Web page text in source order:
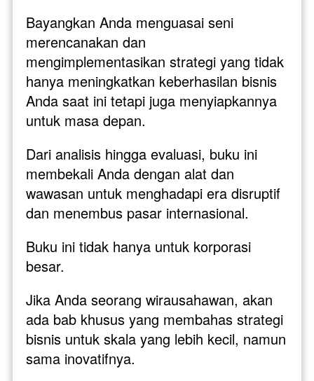
Bayangkan Anda menguasai seni
merencanakan dan
mengimplementasikan strategi yang tidak
hanya meningkatkan keberhasilan bisnis
Anda saat ini tetapi juga menyiapkannya
untuk masa depan.
Dari analisis hingga evaluasi, buku ini
membekali Anda dengan alat dan
wawasan untuk menghadapi era disruptif
dan menembus pasar internasional.
Buku ini tidak hanya untuk korporasi
besar.
Jika Anda seorang wirausahawan, akan
ada bab khusus yang membahas strategi
bisnis untuk skala yang lebih kecil, namun
sama inovatifnya.